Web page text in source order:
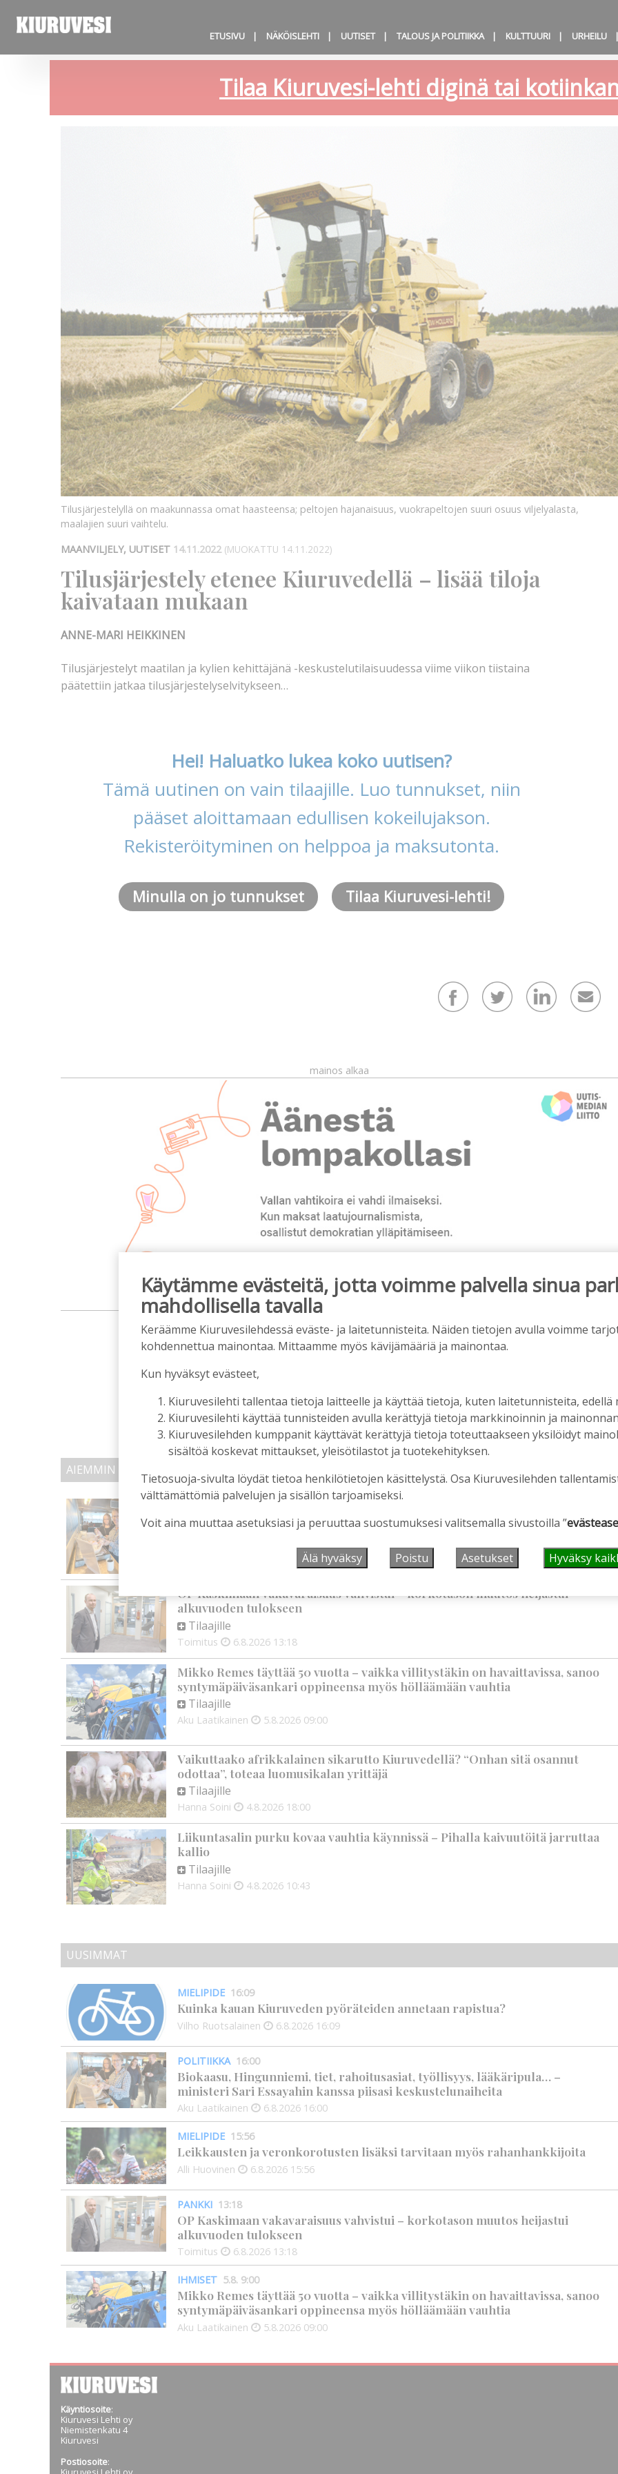
ETUSIVU NÄKÖISLEHTI UUTISET TALOUS JA POLITIIKKA KULTTUURI URHEILU
Tilaa Kiuruvesi-lehti diginä tai
Tilusjärjestelyllä on maakunnassa omat haasteensa; peltojen hajanaisuus, vuokrapeltojen suuri osuus viljelyalasta,
maalajien suuri vaihtelu.
MAANVILJELY, UUTISET 14.11.2022 (MUOKATTU 14.11.2022)
Tilusjärjestely etenee Kiuruvedellä – lisää tiloja
kaivataan mukaan
ANNE-MARI HEIKKINEN
Tilusjärjestelyt maatilan ja kylien kehittäjänä -keskustelutilaisuudessa viime viikon tiistaina
päätettiin jatkaa tilusjärjestelyselvitykseen…
Hei! Haluatko lukea koko uutisen?
Tämä uutinen on vain tilaajille. Luo tunnukset, niin
pääset aloittamaan edullisen kokeilujakson.
Rekisteröityminen on helppoa ja maksutonta.
Minulla on jo tunnukset Tilaa Kiuruvesi-lehti!
mainos alkaa
AIEMMIN AIHEESTA
Biokaasu, Hingunniemi, tiet, rahoitusasiat, työllisyys, lääkäripula… –
ministeri Sari Essayahin kanssa piisasi keskustelunaiheita
16:00
OP Kaskimaan vakavaraisuus vahvistui – korkotason muutos heijastui
alkuvuoden tulokseen
Tilaajille
Toimitus 6.8.2026 13:18
Mikko Remes täyttää 50 vuotta – vaikka villitystäkin on havaittavissa, sanoo
syntymäpäiväsankari oppineensa myös hölläämään vauhtia
Tilaajille
Aku Laatikainen 5.8.2026 09:00
Vaikuttaako afrikkalainen sikarutto Kiuruvedellä? “Onhan sitä osannut
odottaa”, toteaa luomusikalan yrittäjä
Tilaajille
Hanna Soini 4.8.2026 18:00
Liikuntasalin purku kovaa vauhtia käynnissä – Pihalla kaivuutöitä jarruttaa
kallio
Tilaajille
Hanna Soini 4.8.2026 10:43
UUSIMMAT
MIELIPIDE 16:09
Kuinka kauan Kiuruveden pyöräteiden annetaan rapistua?
Vilho Ruotsalainen 6.8.2026 16:09
POLITIIKKA 16:00
Biokaasu, Hingunniemi, tiet, rahoitusasiat, työllisyys, lääkäripula… –
ministeri Sari Essayahin kanssa piisasi keskustelunaiheita
Aku Laatikainen 6.8.2026 16:00
MIELIPIDE 15:56
Leikkausten ja veronkorotusten lisäksi tarvitaan myös rahanhankkijoita
Alli Huovinen 6.8.2026 15:56
PANKKI 13:18
OP Kaskimaan vakavaraisuus vahvistui – korkotason muutos heijastui
alkuvuoden tulokseen
Toimitus 6.8.2026 13:18
IHMISET 5.8. 9:00
Mikko Remes täyttää 50 vuotta – vaikka villitystäkin on havaittavissa, sanoo
syntymäpäiväsankari oppineensa myös hölläämään vauhtia
Aku Laatikainen 5.8.2026 09:00
Käyntiosoite:
Kiuruvesi Lehti oy
Niemistenkatu 4
Kiuruvesi
Postiosoite:
Käytämme evästeitä, jotta voimme palvella sinua
mahdollisella tavalla
Keräämme Kiuruvesilehdessä eväste- ja laitetunnisteita. Näiden tietojen avulla voimme
kohdennettua mainontaa. Mittaamme myös kävijämääriä ja mainontaa.
Kun hyväksyt evästeet,
Kiuruvesilehti tallentaa tietoja laitteelle ja käyttää tietoja, kuten laitetunnisteita,
Kiuruvesilehti käyttää tunnisteiden avulla kerättyjä tietoja markkinoinnin ja
Kiuruvesilehden kumppanit käyttävät kerättyjä tietoja toteuttaakseen yksilöidyt
sisältöä koskevat mittaukset, yleisötilastot ja tuotekehityksen.
Tietosuoja-sivulta löydät tietoa henkilötietojen käsittelystä. Osa Kiuruvesilehden
välttämättömiä palvelujen ja sisällön tarjoamiseksi.
Voit aina muuttaa asetuksiasi ja peruuttaa suostumuksesi valitsemalla sivustoilla ”
Älä hyväksy Poistu Asetukset Hyväksy